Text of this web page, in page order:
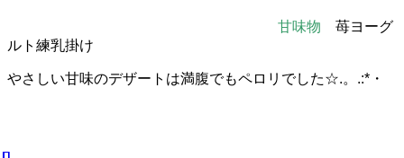
甘味物 苺ヨーグ
ルト練乳掛け
やさしい甘味のデザートは満腹でもペロリでした☆.。.:*・